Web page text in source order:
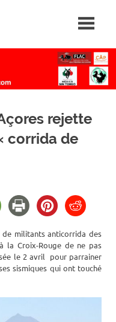
rejette
corrida de
militants anticorrida des
la Croix-Rouge de ne pas
le 2 avril pour parrainer
sismiques qui ont touché